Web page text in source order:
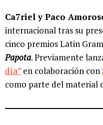
Ca7riel y Paco
internacional tras su
cinco premios Latin
Papota. Previamente
día” en colaboración con
como parte del material